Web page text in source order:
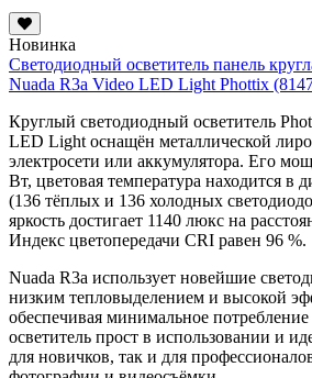
Новинка
Светодиодный осветитель панель
Nuada R3a Video LED Light Phottix
Круглый светодиодный осветитель
LED Light оснащён металлической
электросети или аккумулятора. Его
Вт, цветовая температура находится в
(136 тёплых и 136 холодных
яркость достигает 1140 люкс на
Индекс цветопередачи CRI равен 96 %.
Nuada R3a использует новейшие
низким тепловыделением и высокой
обеспечивая минимальное
осветитель прост в использовании и
для новичков, так и для